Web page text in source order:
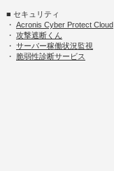
■ セキュリティ
・ Acronis Cyber Protect Cloud
・ 攻撃遮断くん
・ サーバー稼働状況監視
・ 脆弱性診断サービス